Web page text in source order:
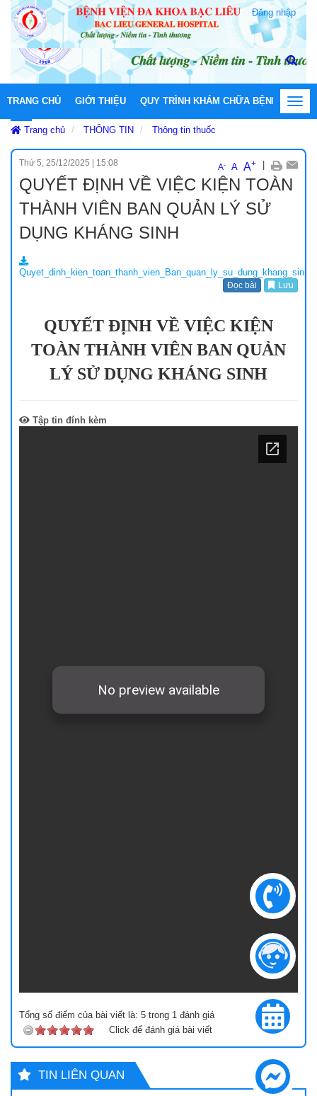
Đăng nhập
TRANG CHỦ GIỚI THIỆU QUY TRÌNH KHÁM CHỮA BỆNH
Trang chủ
THÔNG TIN Thông tin thuốc
Thứ 5, 25/12/2025 15:08 A- A A+
QUYẾT ĐỊNH VỀ VIỆC KIỆN TOÀN
THÀNH VIÊN BAN QUẢN LÝ SỬ
DỤNG KHÁNG SINH
Đọc bài Lưu
QUYẾT ĐỊNH VỀ VIỆC KIỆN
TOÀN THÀNH VIÊN BAN QUẢN
LÝ SỬ DỤNG KHÁNG SINH
Tập tin đính kèm
Tổng số điểm của bài viết là: 5 trong 1 đánh giá
Click để đánh giá bài viết
TIN LIÊN QUAN